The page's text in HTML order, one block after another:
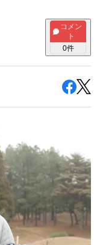
コメン
ト
0件